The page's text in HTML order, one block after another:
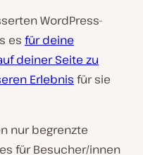
WordPress-
es für deine
deiner Seite zu
Erlebnis für sie
nur begrenzte
für Besucher/innen